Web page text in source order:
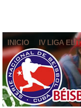
INICIO IV LIGA